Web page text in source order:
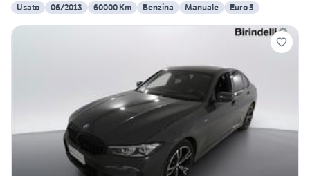
Usato
06/2013 60000 Km Benzina Manuale Euro 5